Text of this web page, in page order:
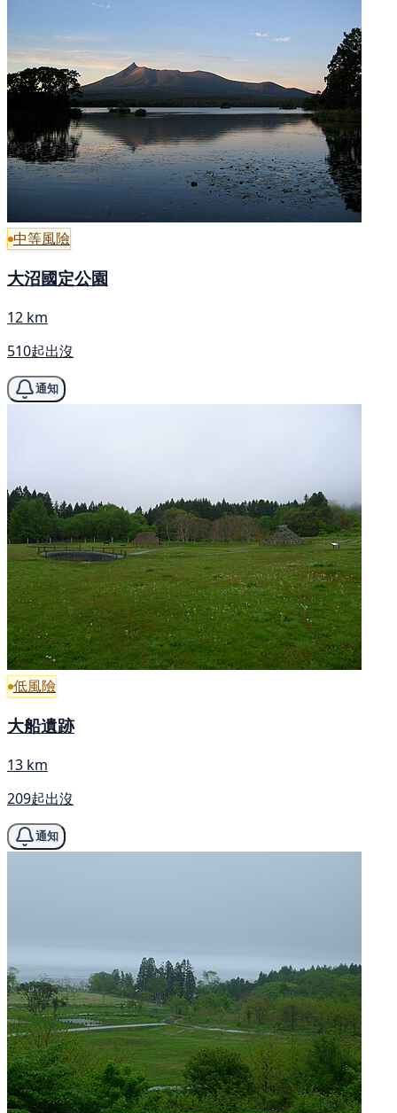
中等風險
大沼國定公園
12 km
510起出沒
通知
低風險
大船遺跡
13 km
209起出沒
通知